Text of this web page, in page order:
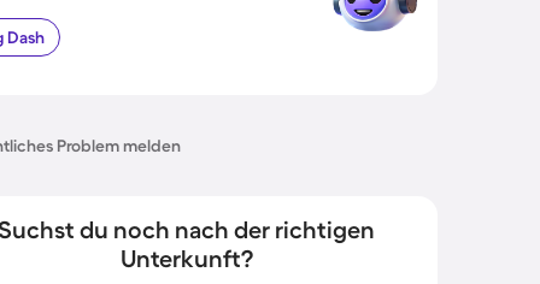
Dash
Problem melden
du noch nach der richtigen
Unterkunft?